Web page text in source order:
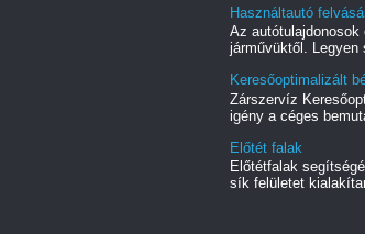
Használtautó
Az autótulajdonosok
járművüktől.
Keresőoptimalizált
Zárszervíz
igény a céges
Előtét falak
Előtétfalak
sík felületet